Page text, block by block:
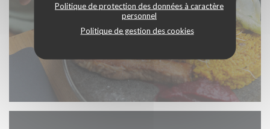
Politique de protection des données à caractère
personnel
Politique de gestion des cookies